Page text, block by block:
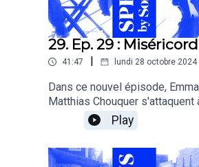
29. Ep. 29 :
41:47 lundi 28 octobre 2024
Dans ce nouvel épisode,
Matthias Chouquer s'attaquent
Guiraudie très grand cru, de
son roman « Rabalaïre ».
Play